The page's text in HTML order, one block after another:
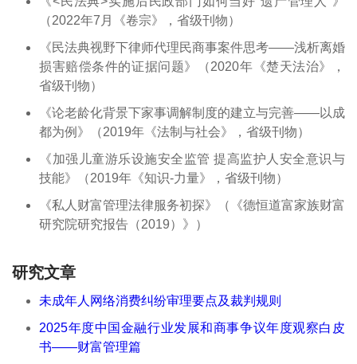
（2022年7月《卷宗》，省级刊物）
《民法典视野下律师代理民商事案件思考——浅析离婚
损害赔偿条件的证据问题》（2020年《楚天法治》，
省级刊物）
《论老龄化背景下家事调解制度的建立与完善——以成
都为例》（2019年《法制与社会》，省级刊物）
《加强儿童游乐设施安全监管 提高监护人安全意识与
技能》（2019年《知识-力量》，省级刊物）
《私人财富管理法律服务初探》（《德恒道富家族财富
研究院研究报告（2019）》）
研究文章
未成年人网络消费纠纷审理要点及裁判规则
2025年度中国金融行业发展和商事争议年度观察白皮
书——财富管理篇